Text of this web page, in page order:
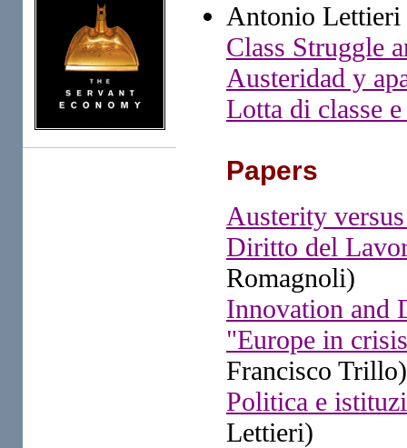
Antonio Lettieri
Class Struggle
Austeridad y
Lotta di classe
Papers
Austerity
Diritto del
Romagnoli)
Innovation and
"Europe in
Francisco Trillo)
Politica e
Lettieri)